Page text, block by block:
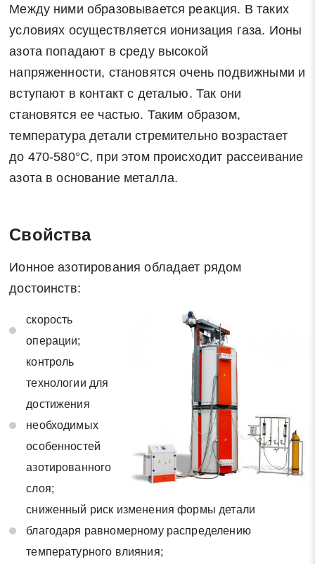
Поиск
Между ними образовывается реакция. В таких
условиях осуществляется ионизация газа. Ионы
азота попадают в среду высокой
напряженности, становятся очень подвижными и
вступают в контакт с деталью. Так они
становятся ее частью. Таким образом,
температура детали стремительно возрастает
до 470-580°С, при этом происходит рассеивание
азота в основание металла.
Свойства
Ионное азотирования обладает рядом
достоинств:
скорость
операции;
контроль
технологии для
достижения
необходимых
особенностей
азотированного
слоя;
сниженный риск изменения формы детали
благодаря равномерному распределению
температурного влияния;
Заявка на обратный звонок
* - обязательные поля для заполнения
Отправить заявку
Нажимая на кнопку «Отправить заявку» Вы даете согласие
на обработку своих персональных данных в соответствии со
статьей 9 Федерального закона от 27 июля 2006 г. N 152-ФЗ
«О персональных данных», а также соглашаетесь на
информационную рассылку по средством e-mail или СМС